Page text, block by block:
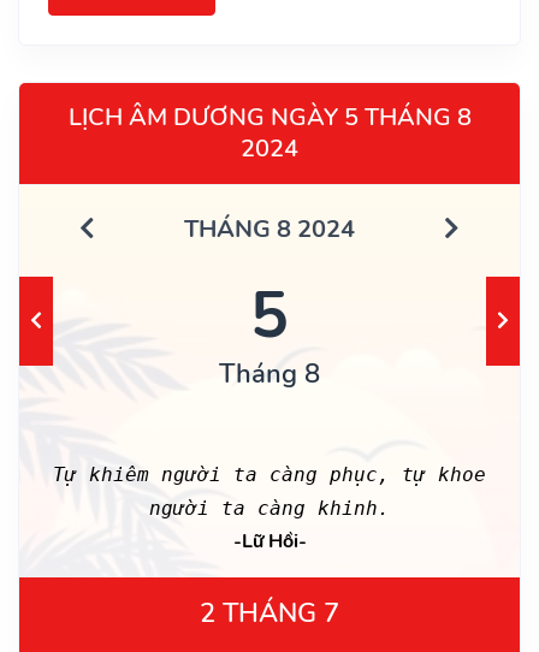
LỊCH ÂM DƯƠNG NGÀY 5 THÁNG 8
2024
THÁNG 8 2024
5
Tháng 8
Tự khiêm người ta càng phục, tự khoe
người ta càng khinh.
-Lữ Hồi-
2 THÁNG 7